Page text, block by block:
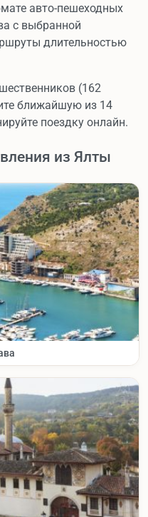
авто-пешеходных
с выбранной
длительностью
(162
ближайшую из 14
поездку онлайн.
из Ялты